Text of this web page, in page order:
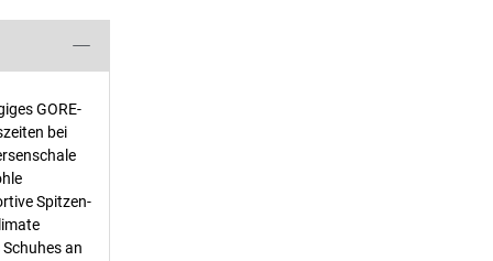
GORE-
bei
Spitzen-
an